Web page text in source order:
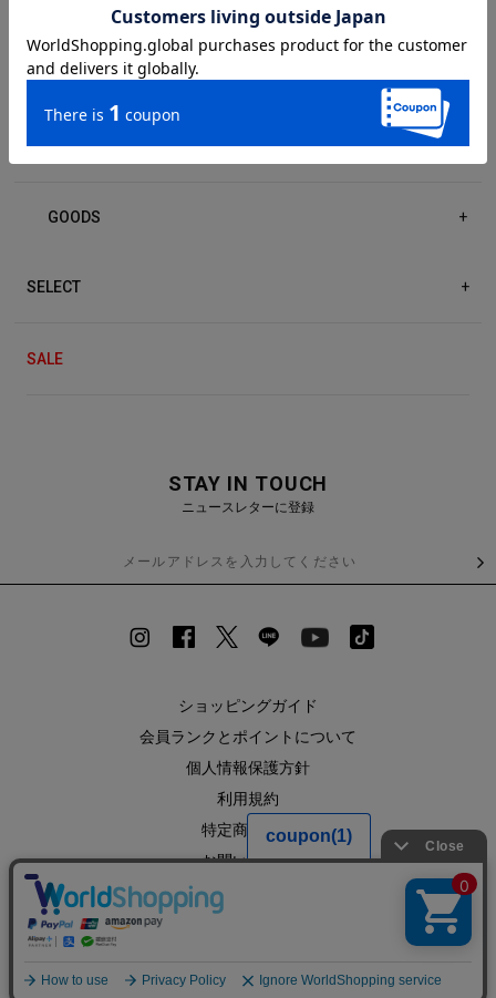
DRESS/ONE-PIECE
ACCESSORIES +
GOODS +
SELECT +
SALE
STAY IN TOUCH
ニュースレターに登録
ショッピングガイド
会員ランクとポイントについて
個人情報保護方針
利用規約
特定商取引法
お問い合わせ
企業情報